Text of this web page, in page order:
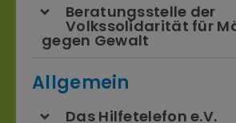
Beratungsstelle der
Volkssolidarität für
gegen Gewalt
Allgemein
Das Hilfetelefon e.V.